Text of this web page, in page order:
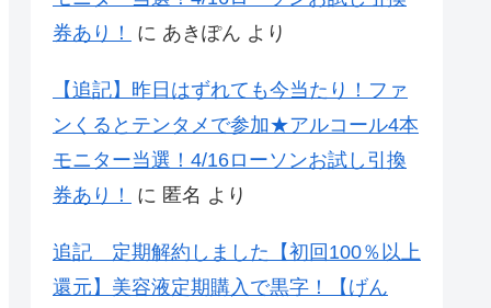
券あり！
に あきぽん より
【追記】昨日はずれても今当たり！ファ
ンくるとテンタメで参加★アルコール4本
モニター当選！4/16ローソンお試し引換
券あり！
に 匿名 より
追記 定期解約しました【初回100％以上
還元】美容液定期購入で黒字！【げん